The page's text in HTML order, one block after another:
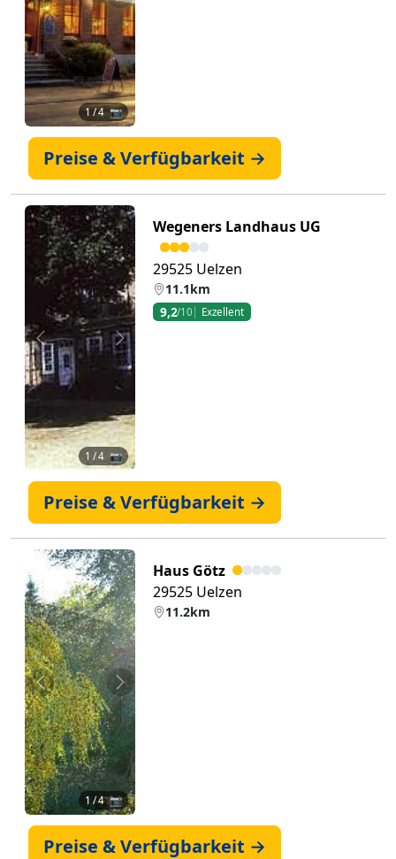
1 / 4 📷
Preise & Verfügbarkeit →
Zurück Weiter
1 / 4 📷
Wegeners Landhaus UG
29525 Uelzen
11.1km
9,2/10 Exzellent
Preise & Verfügbarkeit →
Zurück Weiter
1/ 4 📷
Haus Götz
29525 Uelzen
11.2km
Preise & Verfügbarkeit →